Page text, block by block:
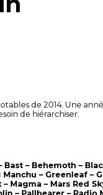
de 2014. Une
de hiérarchiser.
Bast – Behemoth –
Manchu – Greenleaf
Magma – Mars Red